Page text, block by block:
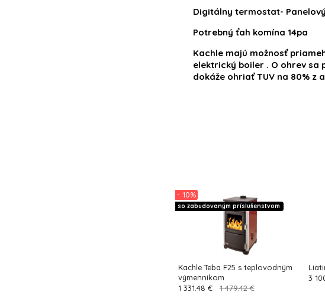
Digitálny termostat-
Potrebný ťah komína 14pa
Kachle majú možnosť
elektrický boiler . O ohrev
dokáže ohriať TUV na 80% z
Kachle Teba F25 s teplovodným
výmennikom
so zabudovaným príslušenstvom
- 10%
1 331.48 € 1 479.42 €
3